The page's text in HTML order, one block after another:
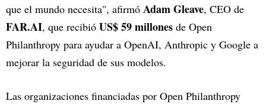
que el mundo necesita", afirmó Adam Gleave, CEO de
FAR.AI, que recibió US$ 59 millones de Open
Philanthropy para ayudar a OpenAI, Anthropic y Google a
mejorar la seguridad de sus modelos.
Las organizaciones financiadas por Open Philanthropy